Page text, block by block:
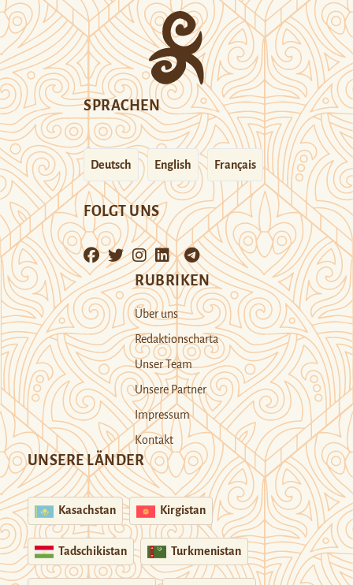
SPRACHEN
Deutsch English Français
FOLGT UNS
RUBRIKEN
Über uns
Redaktionscharta
Unser Team
Unsere Partner
Impressum
Kontakt
UNSERE LÄNDER
Kasachstan Kirgistan
Tadschikistan Turkmenistan